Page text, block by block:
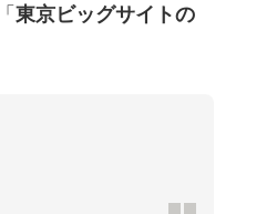
東京ビッグサイトの